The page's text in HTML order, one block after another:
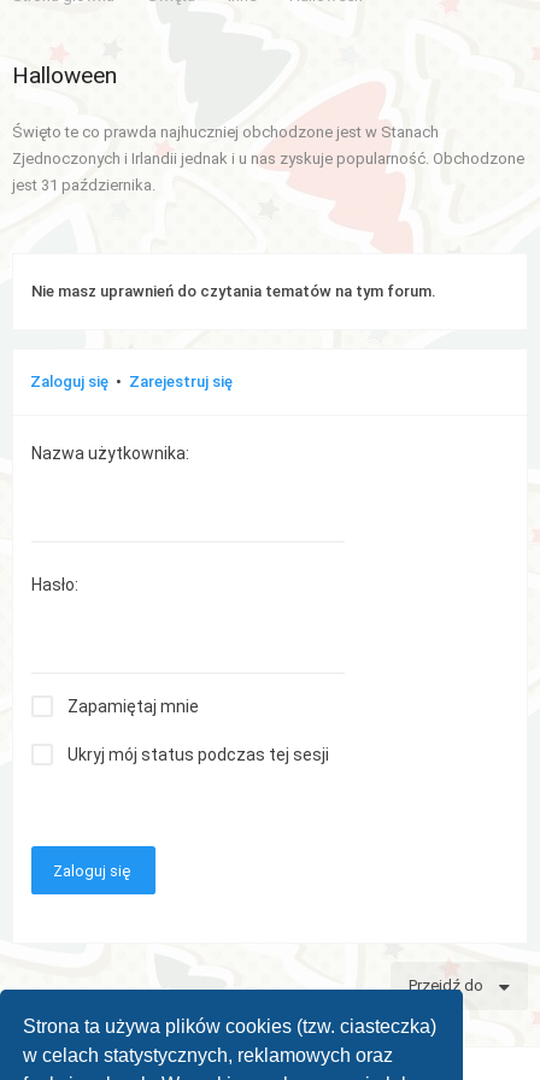
Strona ta używa plików cookies (tzw. ciasteczka)
w celach statystycznych, reklamowych oraz
tematy
WIĘCEJ…
FAQ
administracyjny
Halloween
Święto te co prawda najhuczniej obchodzone jest w Stanach
Zjednoczonych i Irlandii jednak i u nas zyskuje popularność. Obchodzone
jest 31 października.
Nie masz uprawnień do czytania tematów na tym forum.
Zaloguj się • Zarejestruj się
Nazwa użytkownika:
Hasło:
Zapamiętaj mnie
Ukryj mój status podczas tej sesji
Przejdź do